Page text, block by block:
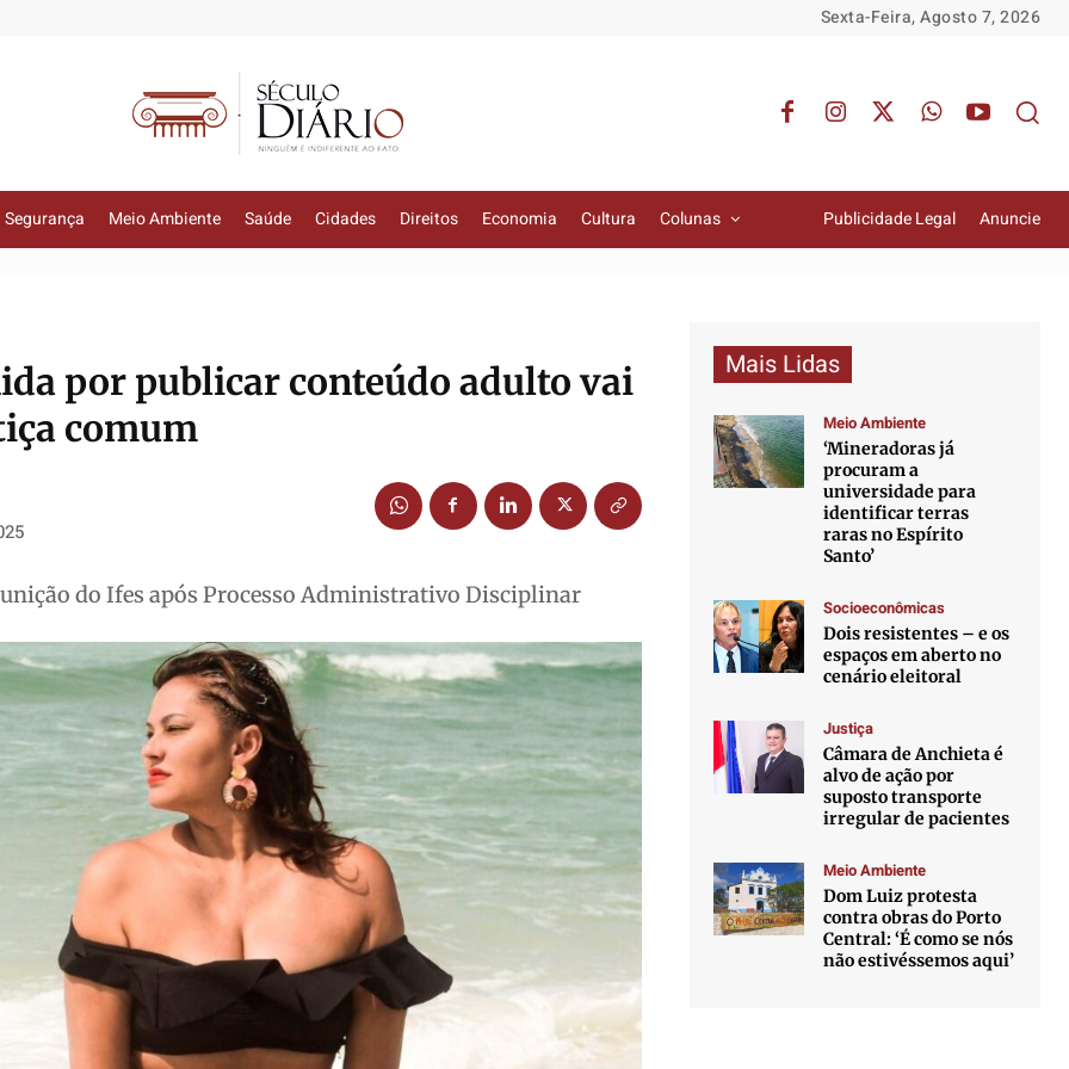
Sexta-Feira, Agosto 7, 2026
Segurança Meio Ambiente Saúde Cidades Direitos Economia Cultura Colunas Publicidade Legal Anuncie
por publicar conteúdo adulto vai
comum
do Ifes após Processo Administrativo Disciplinar
Mais Lidas
Meio Ambiente
‘Mineradoras já
procuram a
universidade para
identificar terras
raras no Espírito
Santo’
Socioeconômicas
Dois resistentes – e os
espaços em aberto no
cenário eleitoral
Justiça
Câmara de Anchieta é
alvo de ação por
suposto transporte
irregular de pacientes
Meio Ambiente
Dom Luiz protesta
contra obras do Porto
Central: ‘É como se nós
não estivéssemos aqui’